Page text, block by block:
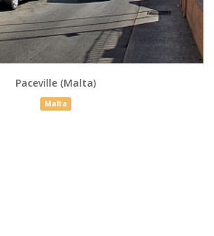
Paceville (Malta)
Malta